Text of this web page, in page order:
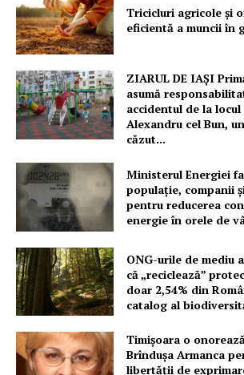
Tricicluri agricole și
eficientă a muncii în
ZIARUL DE IAȘI
asumă
accidentul de la
Alexandru cel Bun,
căzut...
Ministerul Energiei
populație, companii
pentru reducerea
energie în orele de
ONG-urile de mediu
că „reciclează”
doar 2,54% din
catalog al
Timișoara o
Brîndușa Armanca
libertății de